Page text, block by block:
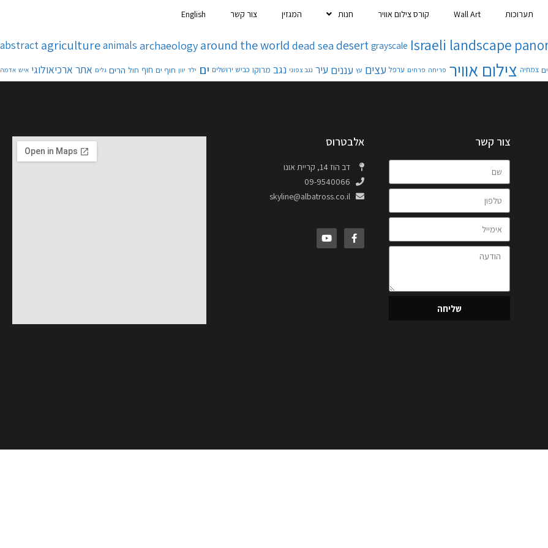
תערוכות Wall Art קורס צילום אוויר חנות המגזין צור קשר English
abstract agricultureanimals archaeology around the world dead sea desert grayscale Israeli landscape
אדמה איש אתר ארכיאולוגי גלים הרים חול חוף חוף ים יוון ילד ים ירושלים כביש מרוקו נגב נגב צפוני עיר עננים עץ עצים ערפל פרחים פריחה צילום אוויר צמחיה
צור קשר
שליחה
אלבטרוס
דב הוז 14, קריית אונו
09-9540066
skyline@albatross.co.il